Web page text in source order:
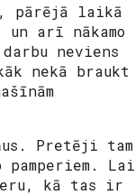
pārējā laikā
un arī nākamo
neviens
nekā braukt
Pretēji tam
Lai
kā tas ir